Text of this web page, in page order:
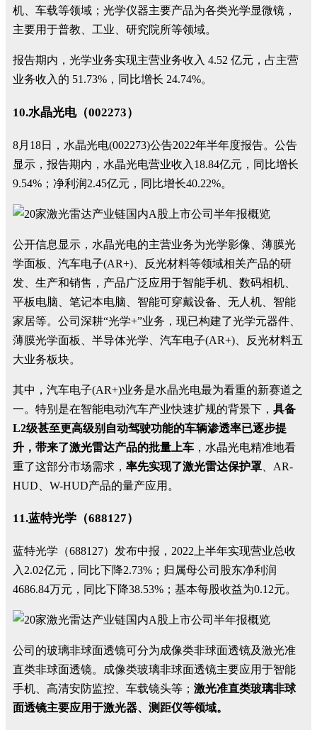
机、车载等领域；光学仪器主要产品为各类光学显微镜，
主要用于普教、工业、研究院所等领域。
报告期内，光学业务实现主营业务收入 4.52 亿元，占主营
业务收入的 51.73%，同比增长 24.74%。
10.水晶光电（002273）
8月18日，水晶光电(002273)公告2022年半年度报告。公告
显示，报告期内，水晶光电营业收入18.84亿元，同比增长
9.54%；净利润2.45亿元，同比增长40.22%。
公开信息显示，水晶光电的主营业务为光学影像、薄膜光
学面板、汽车电子(AR+)、反光材料等领域相关产品的研
发、生产和销售，产品广泛应用于智能手机、数码相机、
平板电脑、笔记本电脑、智能可穿戴设备、无人机、智能
家居等。公司深耕“光学+”业务，现已构建了光学元器件、
薄膜光学面板、半导体光学、汽车电子(AR+)、反光材料五
大业务板块。
其中，汽车电子(AR+)业务是水晶光电最为看重的新赛道之
一。特别是在智能电动汽车产业快速扩规的背景下， 具备
L2级甚至更高级别自动驾驶功能的车辆渗透率已逐步提
升，带来了激光雷达产品的批量上车 ，水晶光电精准地看
重了这部分市场需求， 率先实现了激光雷达保护罩 、AR-
HUD、W-HUD产品的量产应用。
11.蓝特光学（688127）
蓝特光学（688127）发布中报，2022上半年实现营业总收
入2.02亿元，同比下降2.73%；归属母公司股东净利润
4686.84万元，同比下降38.53%；基本每股收益为0.12元。
公司的玻璃非球面透镜可分为成像类非球面透镜及激光准
直类非球面透镜。成像类玻璃非球面透镜主要应用于智能
手机、高清安防监控、车载镜头等； 激光准直类玻璃非球
面透镜主要应用于激光器、测距仪等领域。